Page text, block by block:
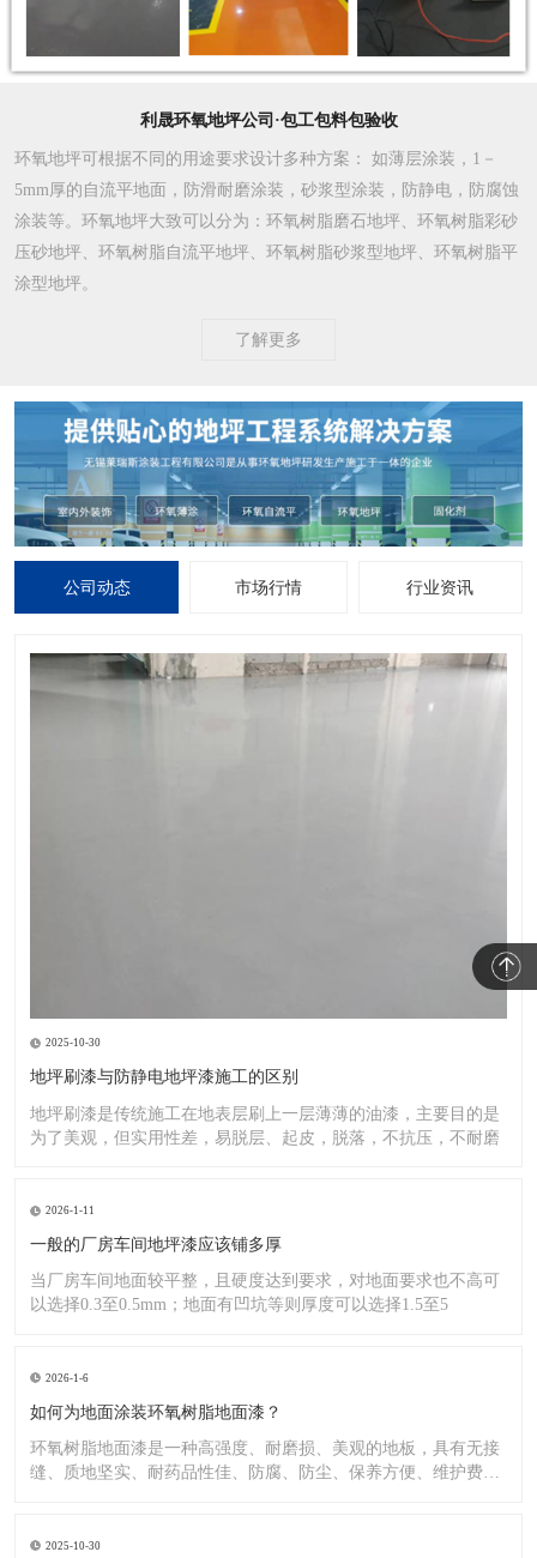
利晟环氧地坪公司·包工包料包验收
环氧地坪可根据不同的用途要求设计多种方案 ： 如薄层涂装，1－
5mm厚的自流平地面，防滑耐磨涂装，砂浆型涂装，防静电，防腐蚀
涂装等。环氧地坪大致可以分为：环氧树脂磨石地坪、环氧树脂彩砂
压砂地坪、环氧树脂自流平地坪、环氧树脂砂浆型地坪、环氧树脂平
涂型地坪。
了解更多
公司动态 市场行情 行业资讯
2025-10-30
地坪刷漆与防静电地坪漆施工的区别
地坪刷漆是传统施工在地表层刷上一层薄薄的油漆，主要目的是
为了美观，但实用性差，易脱层、起皮，脱落，不抗压，不耐磨
2026-1-11
一般的厂房车间地坪漆应该铺多厚
当厂房车间地面较平整，且硬度达到要求，对地面要求也不高可
以选择0.3至0.5mm；地面有凹坑等则厚度可以选择1.5至5
2026-1-6
如何为地面涂装环氧树脂地面漆？
环氧树脂地面漆是一种高强度、耐磨损、美观的地板，具有无接
缝、质地坚实、耐药品性佳、防腐、防尘、保养方便、维护费用
2025-10-30